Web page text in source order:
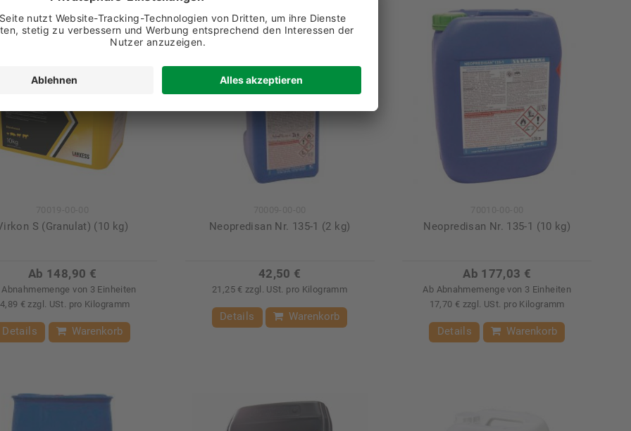
S (Granulat) (10 kg)
Ab 148,90 €
Abnahmemenge von 3 Einheiten
€ zzgl. USt. pro Kilogramm
Details Warenkorb
Neopredisan Nr. 135-1 (2 kg)
42,50 €
21,25 € zzgl. USt. pro Kilogramm
Details Warenkorb
Neopredisan Nr. 135-1 (10 kg)
Ab 177,03 €
Ab Abnahmemenge von 3 Einheiten
17,70 € zzgl. USt. pro Kilogramm
Details Warenkorb